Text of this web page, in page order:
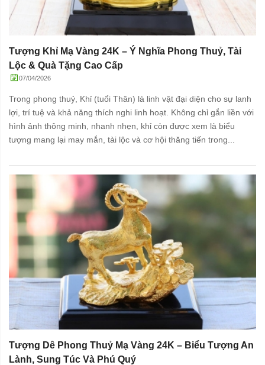
Tượng Khỉ Mạ Vàng 24K – Ý Nghĩa Phong Thuỷ, Tài
Lộc & Quà Tặng Cao Cấp
07/04/2026
Trong phong thuỷ, Khỉ (tuổi Thân) là linh vật đại diện cho sự lanh
lợi, trí tuệ và khả năng thích nghi linh hoạt. Không chỉ gắn liền với
hình ảnh thông minh, nhanh nhẹn, khỉ còn được xem là biểu
tượng mang lại may mắn, tài lộc và cơ hội thăng tiến trong...
Tượng Dê Phong Thuỷ Mạ Vàng 24K – Biểu Tượng An
Lành, Sung Túc Và Phú Quý